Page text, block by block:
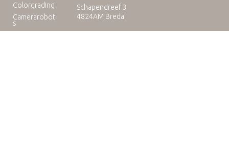
Colorgrading
Camerarobot
s
Schapendreef 3
4824AM Breda